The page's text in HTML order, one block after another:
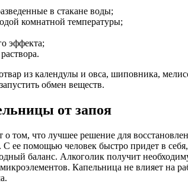
в стакане воды;
комнатной температуры;
эффекта;
из календулы и овса, шиповника,
обмен веществ.
от запоя
о том, что лучшее решение для
С ее помощью человек быстро придет в
баланс. Алкоголик получит
Капельница не влияет на